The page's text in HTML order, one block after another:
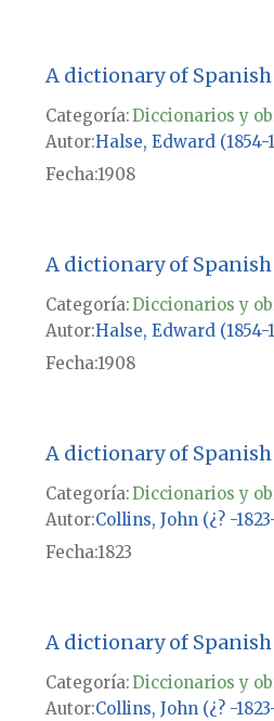
A dictionary of
Categoría:Diccionarios y
Autor Halse, Edward (1854-
Fecha1908
A dictionary of
Categoría:Diccionarios y
Autor Halse, Edward (1854-
Fecha1908
A dictionary of
Categoría:Diccionarios y
Autor Collins, John (¿? -
Fecha1823
A dictionary of
Categoría:Diccionarios y
Autor Collins, John (¿? -